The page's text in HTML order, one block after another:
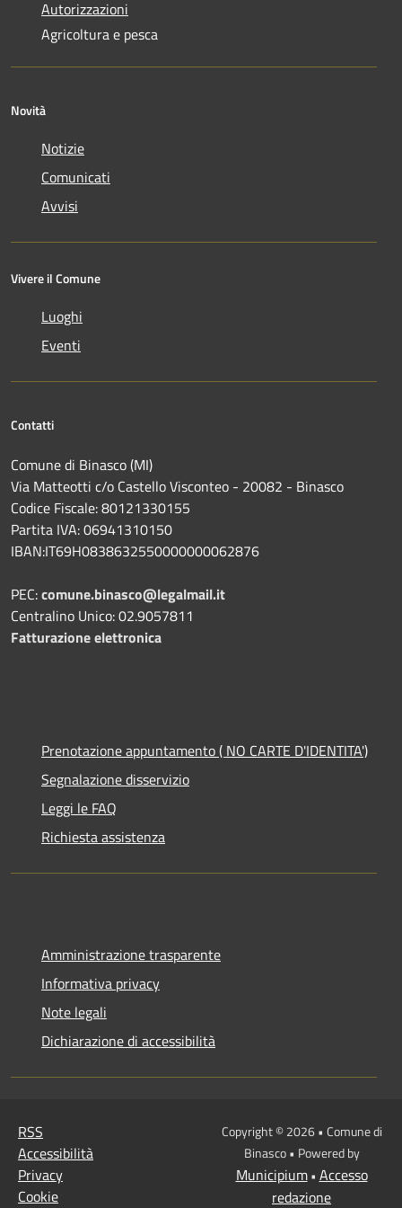
Autorizzazioni
Agricoltura e pesca
Novità
Notizie
Comunicati
Avvisi
Vivere il Comune
Luoghi
Eventi
Contatti
Comune di Binasco (MI)
Via Matteotti c/o Castello Visconteo - 20082 - Binasco
Codice Fiscale: 80121330155
Partita IVA: 06941310150
IBAN:IT69H0838632550000000062876
PEC:comune.binasco@legalmail.it
Centralino Unico: 02.9057811
Fatturazione elettronica
Prenotazione appuntamento ( NO CARTE D'IDENTITA')
Segnalazione disservizio
Leggi le FAQ
Richiesta assistenza
Amministrazione trasparente
Informativa privacy
Note legali
Dichiarazione di accessibilità
RSS
Accessibilità
Privacy
Cookie
Copyright © 2026 • Comune di
Binasco • Powered by
Municipium• Accesso
redazione